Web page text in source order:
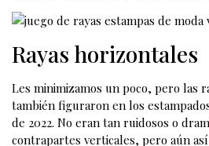
Rayas horizontales
Les minimizamos un poco, pero las
también figuraron en los
de 2022. No eran tan ruidosos o
contrapartes verticales, pero aún